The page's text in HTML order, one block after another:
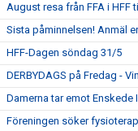
August resa från FFA i HFF
Sista påminnelsen! Anmäl
HFF-Dagen söndag 31/5
DERBYDAGS på Fredag -
Damerna tar emot Enskede
Föreningen söker